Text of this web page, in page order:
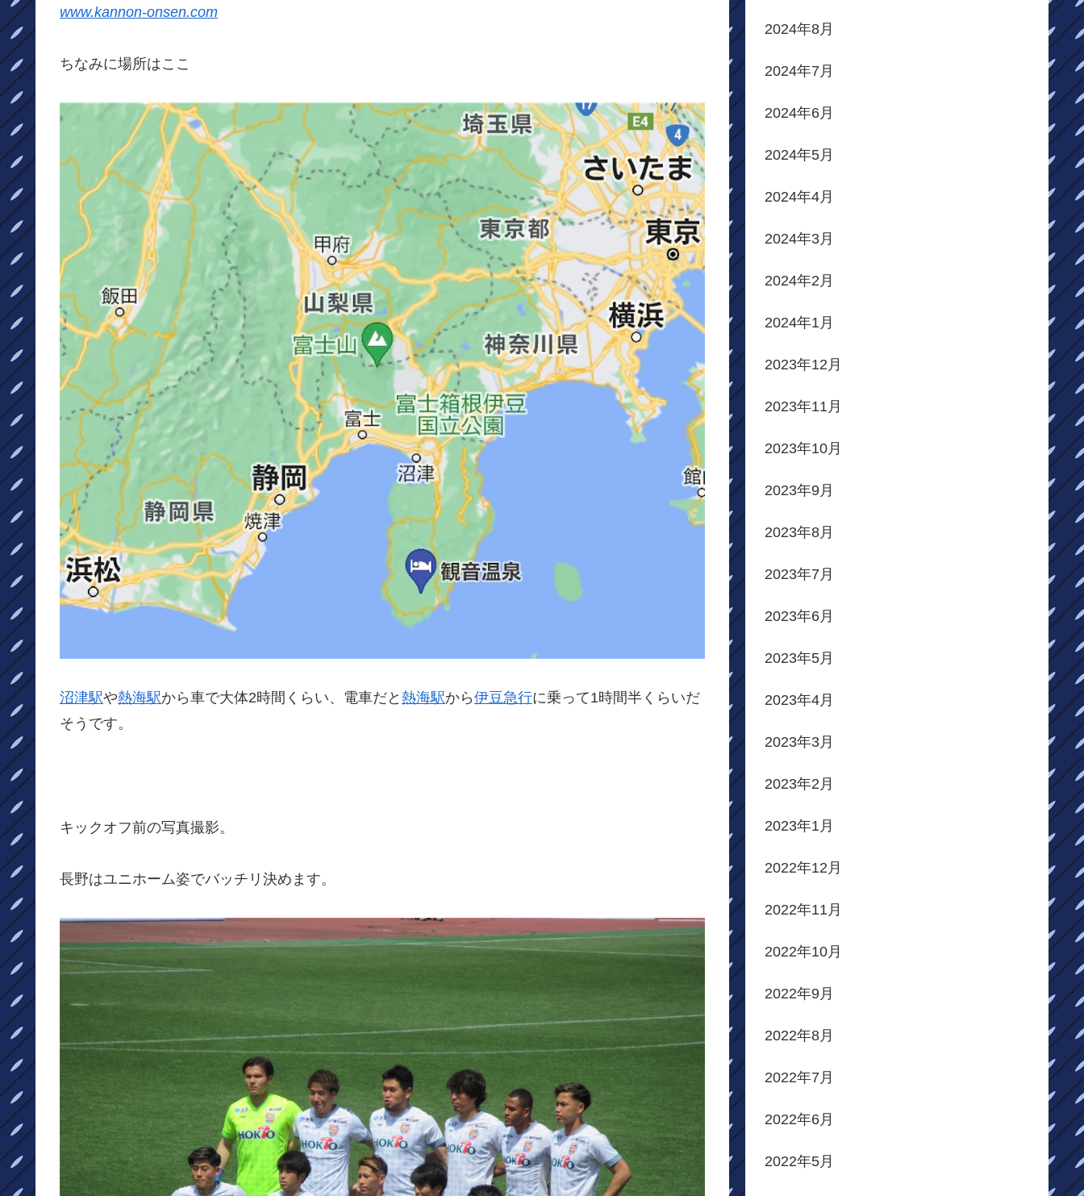
www.kannon-onsen.com
ちなみに場所はここ
沼津駅や熱海駅から車で大体2時間くらい、電車だと 熱海駅から伊豆急行に乗って1時間半くらいだ
そうです。
キックオフ前の写真撮影。
長野はユニホーム姿でバッチリ決めます。
2024年8月
2024年7月
2024年6月
2024年5月
2024年4月
2024年3月
2024年2月
2024年1月
2023年12月
2023年11月
2023年10月
2023年9月
2023年8月
2023年7月
2023年6月
2023年5月
2023年4月
2023年3月
2023年2月
2023年1月
2022年12月
2022年11月
2022年10月
2022年9月
2022年8月
2022年7月
2022年6月
2022年5月